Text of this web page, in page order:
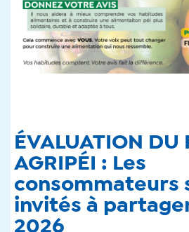
ÉVALUATION DU
AGRIPÉI : Les
consommateurs
invités à
2026